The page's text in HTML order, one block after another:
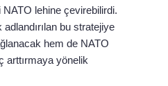
NATO lehine çevirebilirdi.
bu stratejiye
hem de NATO
arttırmaya yönelik